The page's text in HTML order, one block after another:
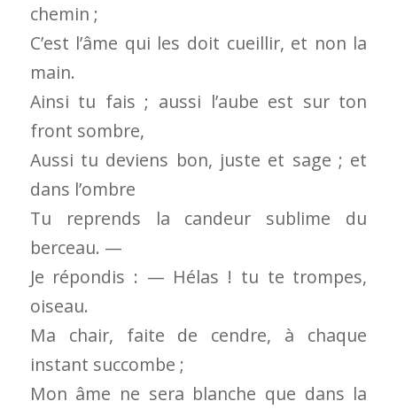
chemin ;
C’est l’âme qui les doit cueillir, et non la
main.
Ainsi tu fais ; aussi l’aube est sur ton
front sombre,
Aussi tu deviens bon, juste et sage ; et
dans l’ombre
Tu reprends la candeur sublime du
berceau. —
Je répondis : — Hélas ! tu te trompes,
oiseau.
Ma chair, faite de cendre, à chaque
instant succombe ;
Mon âme ne sera blanche que dans la